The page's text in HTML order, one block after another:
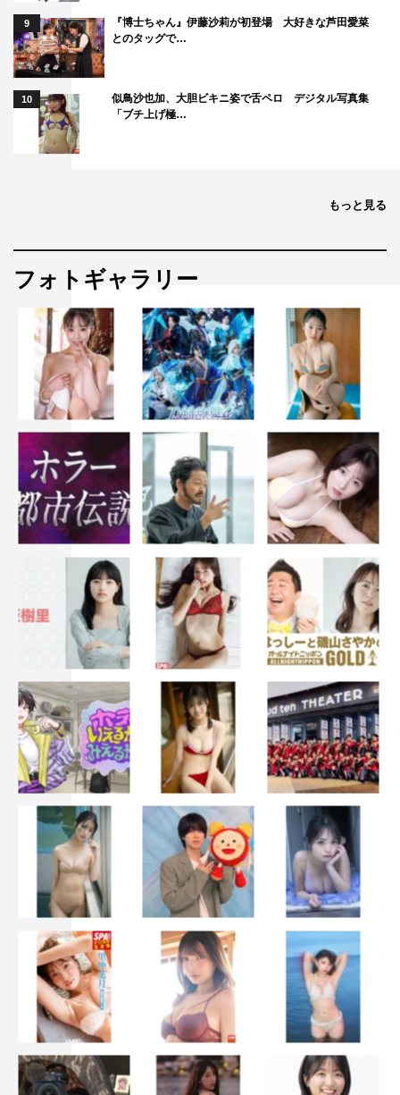
9
『博士ちゃん』伊藤沙莉が初登場 大好きな芦田愛菜
とのタッグで…
10
似鳥沙也加、大胆ビキニ姿で舌ペロ デジタル写真集
「ブチ上げ極…
もっと見る
フォトギャラリー